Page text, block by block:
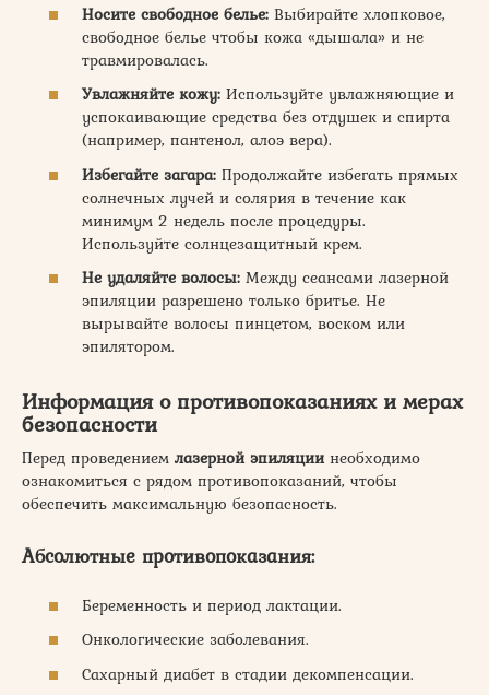
Носите свободное белье: Выбирайте хлопковое,
свободное белье чтобы кожа «дышала» и не
травмировалась.
Увлажняйте кожу: Используйте увлажняющие и
успокаивающие средства без отдушек и спирта
(например, пантенол, алоэ вера).
Избегайте загара: Продолжайте избегать прямых
солнечных лучей и солярия в течение как
минимум 2 недель после процедуры.
Используйте солнцезащитный крем.
Не удаляйте волосы: Между сеансами лазерной
эпиляции разрешено только бритье. Не
вырывайте волосы пинцетом, воском или
эпилятором.
Информация о противопоказаниях и мерах
безопасности
Перед проведением лазерной эпиляциинеобходимо
ознакомиться с рядом противопоказаний, чтобы
обеспечить максимальную безопасность.
Абсолютные противопоказания:
Беременность и период лактации.
Онкологические заболевания.
Сахарный диабет в стадии декомпенсации.